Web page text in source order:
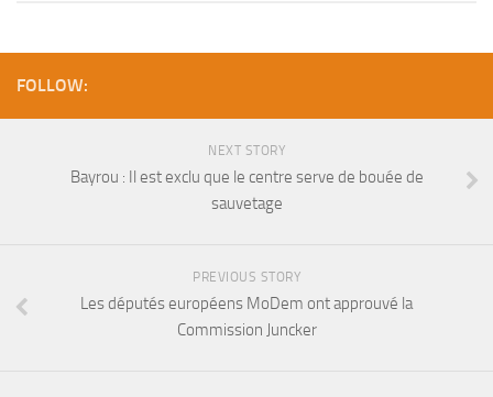
FOLLOW:
NEXT STORY
Bayrou : Il est exclu que le centre serve de bouée de
sauvetage
PREVIOUS STORY
Les députés européens MoDem ont approuvé la
Commission Juncker